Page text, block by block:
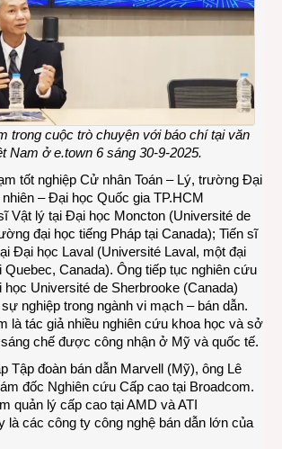
Giám
Việt
trong cuộc trò chuyện với báo chí tại văn
Nam ở e.town 6 sáng 30-9-2025.
tốt nghiệp Cử nhân Toán – Lý, trường Đại
– Đại học Quốc gia TP.HCM
Vật lý tại Đại học Moncton (Université de
đại học tiếng Pháp tại Canada); Tiến sĩ
Đại học Laval (Université Laval, một đại
Quebec, Canada). Ông tiếp tục nghiên cứu
Université de Sherbrooke (Canada)
nghiệp trong ngành vi mạch – bán dẫn.
là tác giả nhiều nghiên cứu khoa học và sở
chế được công nhận ở Mỹ và quốc tế.
Tập đoàn bán dẫn Marvell (Mỹ), ông Lê
đốc Nghiên cứu Cấp cao tại Broadcom.
quản lý cấp cao tại AMD và ATI
là các công ty công nghệ bán dẫn lớn của